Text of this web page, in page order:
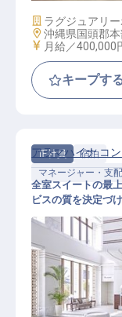
施設業態
ラグジュアリ
勤務地
沖縄県国頭郡
給与
月給／400,000
キープす
正社員
宿泊
マネージャー・支
アラマハイナ コ
全室スイートの最
ビスの質を決定づ